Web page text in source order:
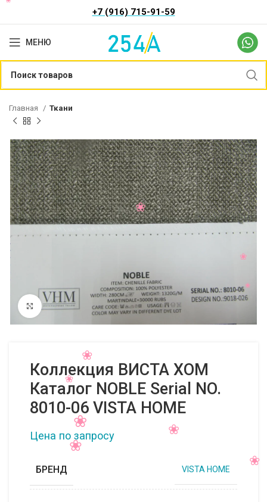
+7 (916) 715-91-59
МЕНЮ
Главная Ткани
Нажмите, чтобы увеличить
Коллекция ВИСТА ХОМ
Каталог NOBLE Serial NO.
8010-06 VISTA HOME
Цена по запросу
БРЕНД VISTA HOME